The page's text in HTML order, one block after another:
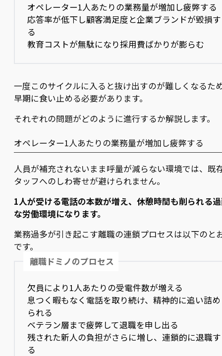
オペレーター1人あたりの業務量が増加し疲弊する
応答率が低下し顧客満足度と企業ブランドが毀損す
る
教育コストが無駄になり採用費ばかりが膨らむ
一度このサイクルに入ると抜け出すのが難しくなるた
早期に食い止める必要があります。
それぞれの問題がどのように進行するか解説します。
オペレーター1人あたりの業務量が増加し疲弊する
人員が補充されないまま呼量が減らない環境では、既
タッフへのしわ寄せが避けられません。
1人が受ける電話の本数が増え、休憩時間も削られる
な労働環境になります。
業務過多が引き起こす離職の連鎖プロセスは以下のと
です。
離職ドミノのプロセス
欠員により1人あたりの受電件数が増える
息つく暇もなく電話を取り続け、精神的に追い詰め
られる
ベテラン層まで疲弊して退職を申し出る
残された新人の負担がさらに増し、連鎖的に退職す
る